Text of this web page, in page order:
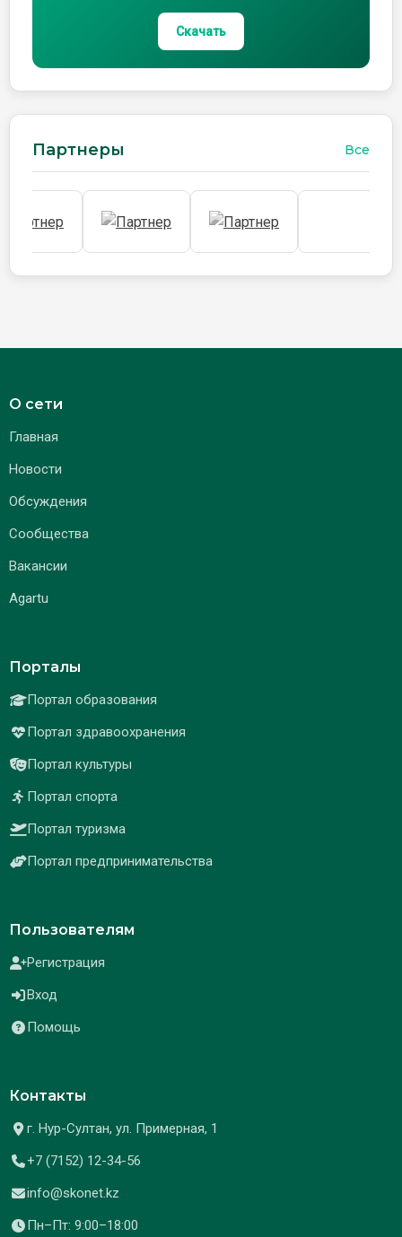
Скачать
Партнеры Все
О сети
Главная
Новости
Обсуждения
Сообщества
Вакансии
Agartu
Порталы
Портал образования
Портал здравоохранения
Портал культуры
Портал спорта
Портал туризма
Портал предпринимательства
Пользователям
Регистрация
Вход
Помощь
Контакты
г. Нур-Султан, ул. Примерная, 1
+7 (7152) 12-34-56
info@skonet.kz
Пн–Пт: 9:00–18:00